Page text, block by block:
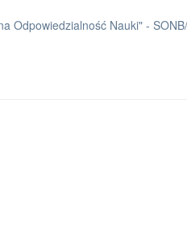
Odpowiedzialność Nauki" -